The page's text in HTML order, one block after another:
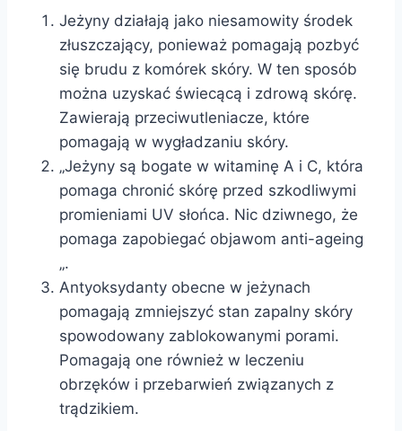
Jeżyny działają jako niesamowity środek
złuszczający, ponieważ pomagają pozbyć
się brudu z komórek skóry. W ten sposób
można uzyskać świecącą i zdrową skórę.
Zawierają przeciwutleniacze, które
pomagają w wygładzaniu skóry.
„Jeżyny są bogate w witaminę A i C, która
pomaga chronić skórę przed szkodliwymi
promieniami UV słońca. Nic dziwnego, że
pomaga zapobiegać objawom anti-ageing
„.
Antyoksydanty obecne w jeżynach
pomagają zmniejszyć stan zapalny skóry
spowodowany zablokowanymi porami.
Pomagają one również w leczeniu
obrzęków i przebarwień związanych z
trądzikiem.